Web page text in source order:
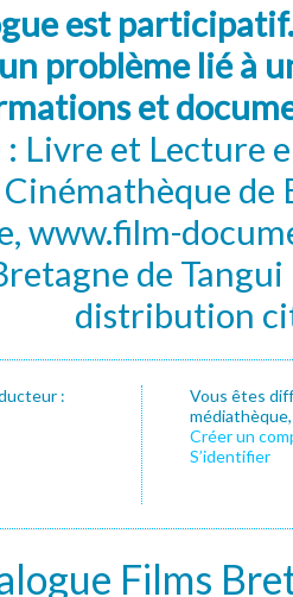
est
problème lié à
et
Livre et Lecture
de
www.film-
de
distribution
:
Vous êtes
Créer un
S’identifier
Films